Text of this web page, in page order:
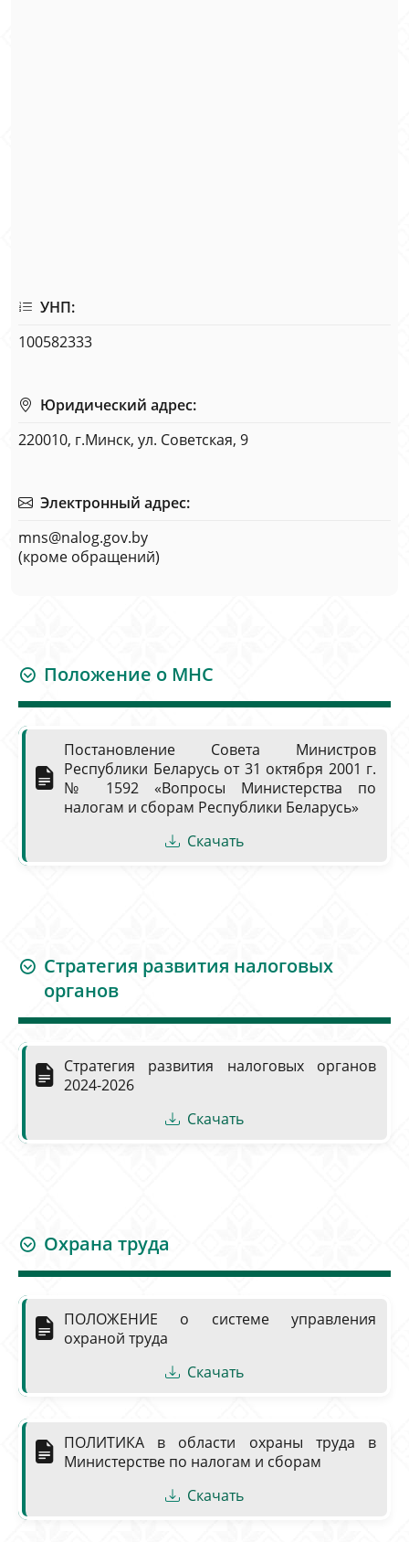
УНП:
100582333
Юридический адрес:
220010, г.Минск, ул. Советская, 9
Электронный адрес:
mns@nalog.gov.by
(кроме обращений)
Положение о МНС
Постановление Совета Министров
Республики Беларусь от 31 октября 2001 г.
№ 1592 «Вопросы Министерства по
налогам и сборам Республики Беларусь»
Скачать
Стратегия развития налоговых
органов
Стратегия развития налоговых органов
2024-2026
Скачать
Охрана труда
ПОЛОЖЕНИЕ о системе управления
охраной труда
Скачать
ПОЛИТИКА в области охраны труда в
Министерстве по налогам и сборам
Скачать